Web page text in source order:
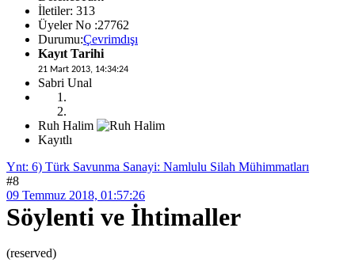
İletiler: 313
Üyeler No :27762
Durumu:Çevrimdışı
Kayıt Tarihi
21 Mart 2013, 14:34:24
Sabri Unal
Ruh Halim
Kayıtlı
Ynt: 6) Türk Savunma Sanayi: Namlulu Silah Mühimmatları
#8
09 Temmuz 2018, 01:57:26
Söylenti ve İhtimaller
(reserved)